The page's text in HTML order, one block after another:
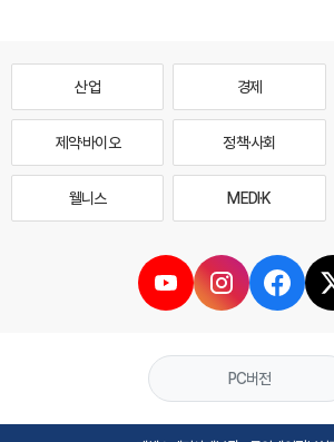
산업 경제
제약·바이오 정책·사회
웰니스 MEDI·K
PC버전